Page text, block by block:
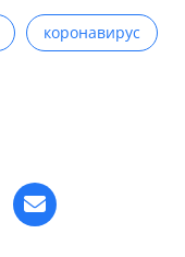
коронавирус